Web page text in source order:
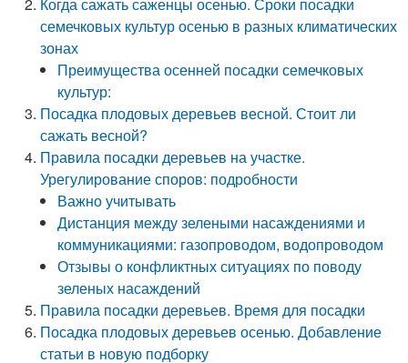
семечковых культур осенью в разных климатических
зонах
Преимущества осенней посадки семечковых
культур:
Посадка плодовых деревьев весной. Стоит ли
сажать весной?
Правила посадки деревьев на участке.
Урегулирование споров: подробности
Важно учитывать
Дистанция между зелеными насаждениями и
коммуникациями: газопроводом, водопроводом
Отзывы о конфликтных ситуациях по поводу
зеленых насаждений
Правила посадки деревьев. Время для посадки
Посадка плодовых деревьев осенью. Добавление
статьи в новую подборку